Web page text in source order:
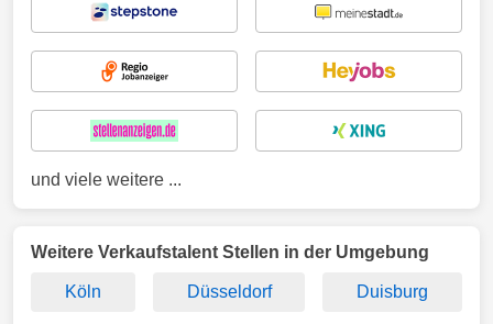
und viele weitere ...
Weitere Verkaufstalent Stellen in der Umgebung
Köln Düsseldorf Duisburg